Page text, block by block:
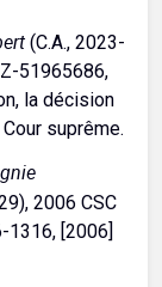
(C.A., 2023-
51965686,
la décision
suprême.
2006 CSC
1316, [2006]